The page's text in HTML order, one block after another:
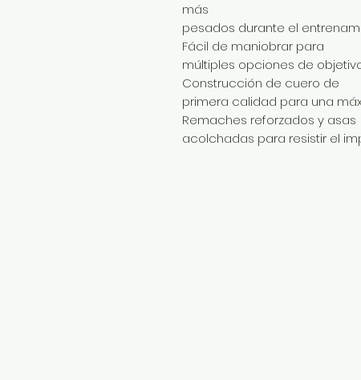
más
pesados durante el
Fácil de maniobrar para
múltiples opciones de
Construcción de cuero de
primera calidad para una
Remaches reforzados y asas
acolchadas para resistir el